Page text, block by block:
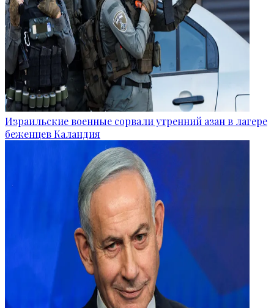
Израильские военные сорвали утренний азан в лагере
беженцев Каландия